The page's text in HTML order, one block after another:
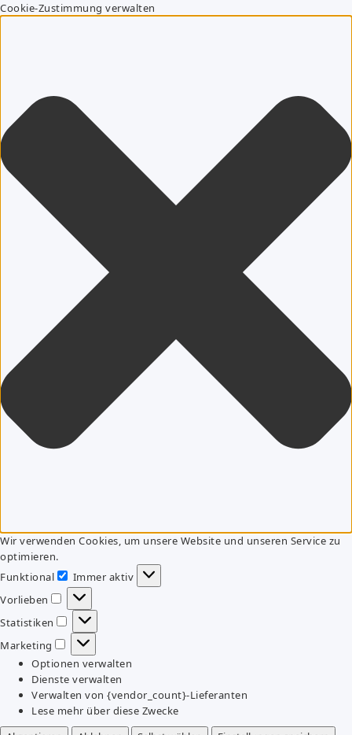
Cookie-Zustimmung verwalten
Wir verwenden Cookies, um unsere Website und unseren Service zu
optimieren.
Funktional
Funktional
Immer aktiv
Vorlieben
Vorlieben
Statistiken
Statistiken
Marketing
Marketing
Optionen verwalten
Dienste verwalten
Verwalten von {vendor_count}-Lieferanten
Lese mehr über diese Zwecke